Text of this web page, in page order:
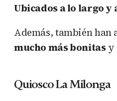
Ubicados a lo largo y
Además, también han
mucho más bonitasy
Quiosco La Milonga